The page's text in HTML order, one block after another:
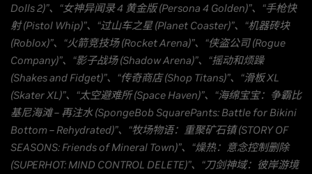
Dolls 2)”、“女神异闻录 4 黄金版 (Persona 4 Golden)”、“手枪快
射 (Pistol Whip)”、“过山车之星 (Planet Coaster)”、“机器砖块
(Roblox)”、“火箭竞技场 (Rocket Arena)”、“侠盗公司 (Rogue
Company)”、“影子战场 (Shadow Arena)”、“摇动和烦躁
(Shakes and Fidget)”、“传奇商店 (Shop Titans)”、“滑板 XL
(Skater XL)”、“太空避难所 (Space Haven)”、“海绵宝宝：争霸比
基尼海滩 – 再注水 (SpongeBob SquarePants: Battle for Bikini
Bottom – Rehydrated)”、“牧场物语：重聚矿石镇 (STORY OF
SEASONS: Friends of Mineral Town)”、“燥热：意念控制删除
(SUPERHOT: MIND CONTROL DELETE)”、“刀剑神域：彼岸游境